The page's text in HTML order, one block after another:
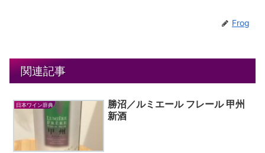
Frog
関連記事
日本ワイン辞典
勝沼／ルミエール フレール 甲州
新酒